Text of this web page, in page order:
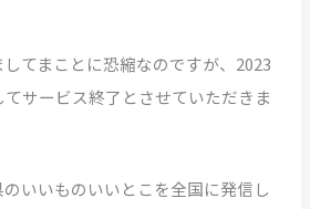
てまことに恐縮なのですが、2023
サービス終了とさせていただきま
いいものいいとこを全国に発信し